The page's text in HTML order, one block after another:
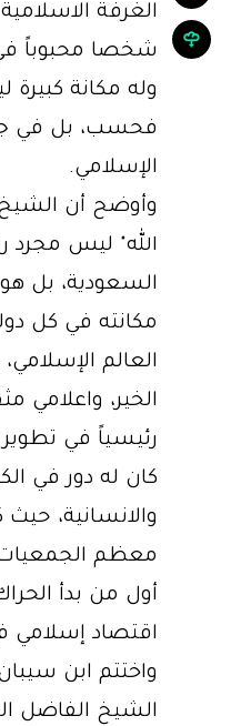
الغرفة
شخصا محبوباً
وله مكانة
فحسب، بل في
الإسلامي.
وأوضح أن
الله" ليس مجرد
السعودية، بل
مكانته في كل
العالم
الخير، واعلامي
رئيسياً في تطوير
كان له دور في
والانسانية، حيث
معظم الجمعيات
أول من بدأ
اقتصاد إسلامي
واختتم ابن
الشيخ الفاضل